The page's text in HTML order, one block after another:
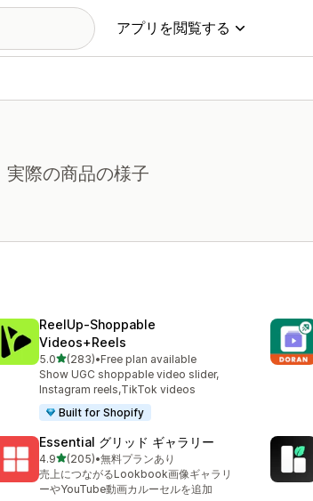
アプリを閲覧する
際の商品の様子
ReelUp‑Shoppable
Videos+Reels
5.05つ星中
(283)
合計レビュー数：283件
•Free plan available
Show UGC shoppable video slider,
Instagram reels,TikTok videos
Built for Shopify
Essential グリッド ギャラリー
4.95つ星中
(205)
合計レビュー数：205件
•無料プランあり
売上につながるLookbook画像ギャラリ
ーやYouTube動画カルーセルを追加